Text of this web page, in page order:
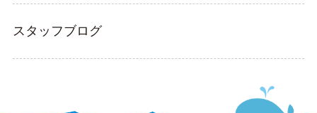
スタッフブログ